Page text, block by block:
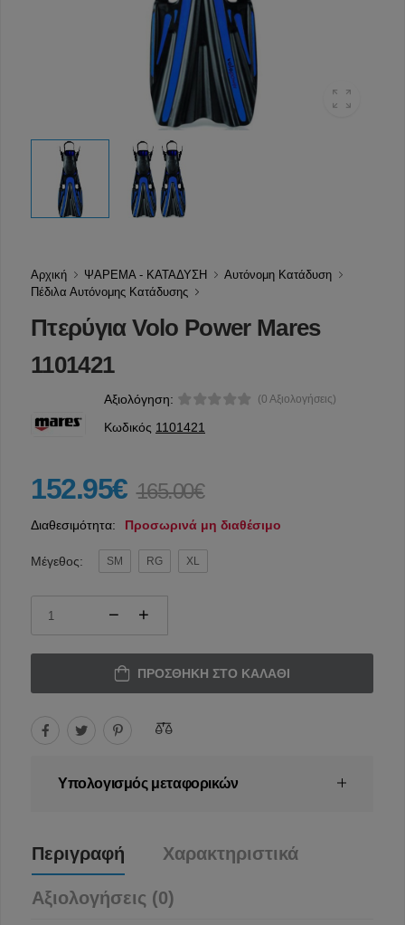
Αρχική ΨΑΡΕΜΑ - ΚΑΤΑΔΥΣΗ
Αυτόνομη Κατάδυση
Πέδιλα Αυτόνομης Κατάδυσης
Πτερύγια Volo Power Mares
1101421
Αξιολόγηση: (0 Αξιολογήσεις)
Κωδικός 1101421
152.95€ 165.00€
Διαθεσιμότητα: Προσωρινά μη διαθέσιμο
Μέγεθος: SM RG XL
ΠΡΟΣΘΉΚΗ ΣΤΟ ΚΑΛΆΘΙ
Υπολογισμός μεταφορικών
Περιγραφή Χαρακτηριστικά
Αξιολογήσεις (0)